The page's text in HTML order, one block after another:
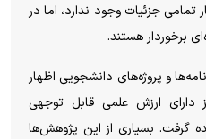
جزئیات وجود ندارد، اما در
برخوردار هستند.
و پروژه‌های دانشجویی اظهار
ارزش علمی قابل توجهی
گرفت. بسیاری از این پژوهش‌ها